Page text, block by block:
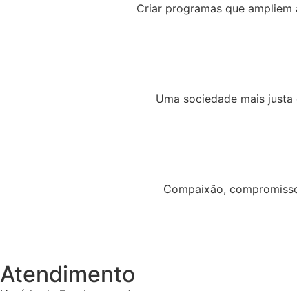
Criar programas que
Uma sociedade mais
Compaixão,
Atendimento